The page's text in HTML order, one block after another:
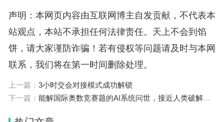
团簇的性质，以及它们在低温和高温下的行为。由于
稀有气体广泛应用于光源和激光器内，最新结构将有
望在量子信息技术领域找到用武之地。
声明：本网页内容由互联网博主自发贡献，不代表本
站观点，本站不承担任何法律责任。天上不会到馅
饼，请大家谨防诈骗！若有侵权等问题请及时与本网
联系，我们将在第一时间删除处理。
上一篇： 3小时交会对接模式成功解锁
下一篇： 能解国际奥数竞赛题的AI系统问世，接近人类破解复杂逻辑问题的最高水平